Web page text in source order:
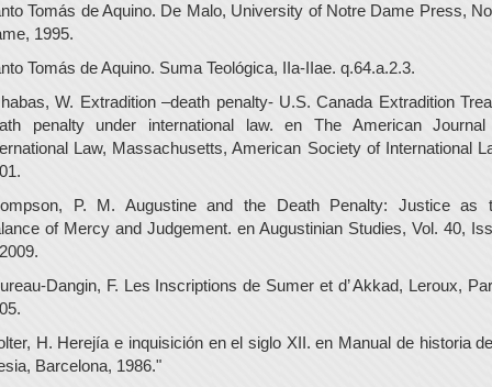
Tomás de Aquino. De Malo, University of Notre Dame Press,
1995.
Tomás de Aquino. Suma Teológica, IIa-IIae. q.64.a.2.3.
W. Extradition –death penalty- U.S. Canada Extradition
penalty under international law. en The American
Law, Massachusetts, American Society of International
P. M. Augustine and the Death Penalty: Justice as
of Mercy and Judgement. en Augustinian Studies, Vol. 40,
Dangin, F. Les Inscriptions de Sumer et d’ Akkad, Leroux,
H. Herejía e inquisición en el siglo XII. en Manual de historia
Barcelona, 1986."